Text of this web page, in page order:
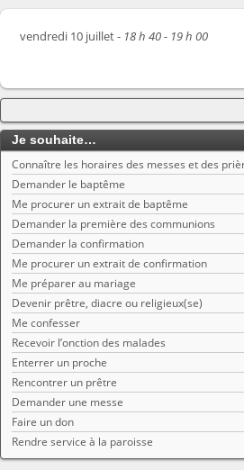
vendredi 10 juillet - 18 h 40 - 19 h 00
Je souhaite…
Connaître les horaires des messes et des
Demander le baptême
Me procurer un extrait de baptême
Demander la première des communions
Demander la confirmation
Me procurer un extrait de confirmation
Me préparer au mariage
Devenir prêtre, diacre ou religieux(se)
Me confesser
Recevoir l’onction des malades
Enterrer un proche
Rencontrer un prêtre
Demander une messe
Faire un don
Rendre service à la paroisse